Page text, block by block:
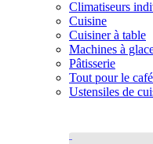
Climatiseurs
Cuisine
Cuisiner à table
Machines à
Pâtisserie
Tout pour le
Ustensiles de